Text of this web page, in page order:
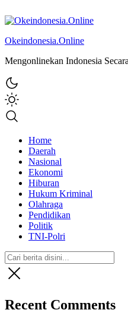
Okeindonesia.Online
Mengonlinekan Indonesia
Home
Daerah
Nasional
Ekonomi
Hiburan
Hukum Kriminal
Olahraga
Pendidikan
Politik
TNI-Polri
Recent Comments